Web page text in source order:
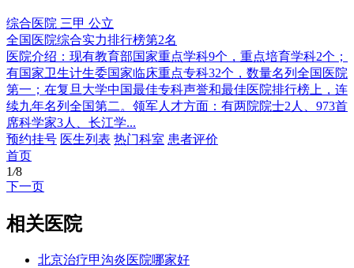
综合医院 三甲 公立
全国医院综合实力排行榜第2名
医院介绍： 现有教育部国家重点学科9个，重点培育学科2个；
有国家卫生计生委国家临床重点专科32个，数量名列全国医院
第一；在复旦大学中国最佳专科声誉和最佳医院排行榜上，连
续九年名列全国第二。领军人才方面：有两院院士2人、973首
席科学家3人、长江学...
预约挂号 医生列表 热门科室 患者评价
首页
1/8
下一页
相关医院
北京治疗甲沟炎医院哪家好